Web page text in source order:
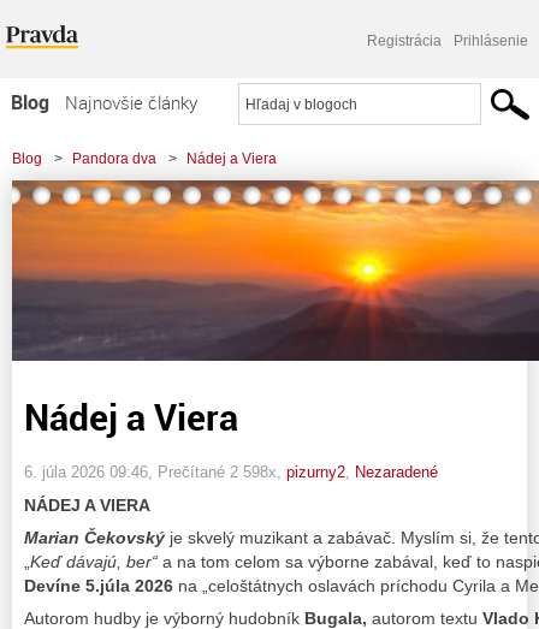
Registrácia Prihlásenie
Blog
Najnovšie články
Najčítanejšie články
Najkomentovanejšie články
Blog > Pandora dva > Nádej a Viera
Nádej a Viera
6. júla 2026 09:46 , Prečítané 2 598x, pizurny2 Nezaradené
NÁDEJ A VIERA
Marian Čekovský je skvelý muzikant a zabávač. Myslím si, že
Keď dávajú, ber“ a na tom celom sa výborne zabával, keď to
Devíne 5.júla 2026 na „celoštátnych oslavách príchodu Cyrila a
Autorom hudby je výborný hudobník Bugala, autorom textu Vlado